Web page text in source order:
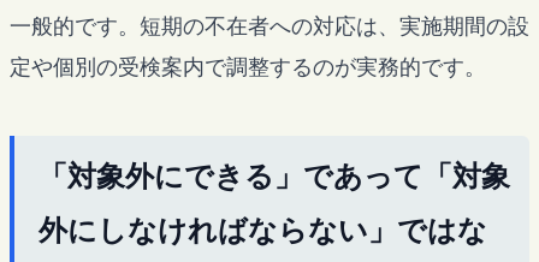
一般的です。短期の不在者への対応は、実施期間の設
定や個別の受検案内で調整するのが実務的です。
「対象外にできる」であって「対象
外にしなければならない」ではな